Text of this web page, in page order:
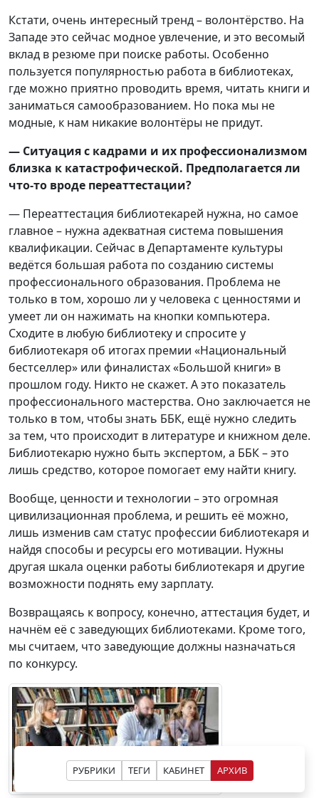
РУБРИКИ ТЕГИ КАБИНЕТ АРХИВ
Кстати, очень интересный тренд – волонтёрство. На
Западе это сейчас модное увлечение, и это весомый
вклад в резюме при поиске работы. Особенно
пользуется популярностью работа в библиотеках,
где можно приятно проводить время, читать книги и
заниматься самообразованием. Но пока мы не
модные, к нам никакие волонтёры не придут.
— Ситуация с кадрами и их профессионализмом
близка к катастрофической. Предполагается ли
что-то вроде переаттестации?
— Переаттестация библиотекарей нужна, но самое
главное – нужна адекватная система повышения
квалификации. Сейчас в Департаменте культуры
ведётся большая работа по созданию системы
профессионального образования. Проблема не
только в том, хорошо ли у человека с ценностями и
умеет ли он нажимать на кнопки компьютера.
Сходите в любую библиотеку и спросите у
библиотекаря об итогах премии «Национальный
бестселлер» или финалистах «Большой книги» в
прошлом году. Никто не скажет. А это показатель
профессионального мастерства. Оно заключается не
только в том, чтобы знать ББК, ещё нужно следить
за тем, что происходит в литературе и книжном деле.
Библиотекарю нужно быть экспертом, а ББК – это
лишь средство, которое помогает ему найти книгу.
Вообще, ценности и технологии – это огромная
цивилизационная проблема, и решить её можно,
лишь изменив сам статус профессии библиотекаря и
найдя способы и ресурсы его мотивации. Нужны
другая шкала оценки работы библиотекаря и другие
возможности поднять ему зарплату.
Возвращаясь к вопросу, конечно, аттестация будет, и
начнём её с заведующих библиотеками. Кроме того,
мы считаем, что заведующие должны назначаться
по конкурсу.